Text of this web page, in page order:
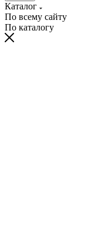
Каталог
По всему сайту
По каталогу